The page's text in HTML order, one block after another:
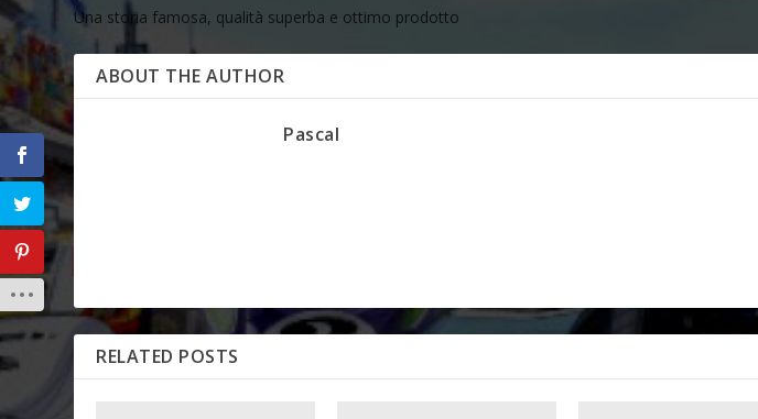
Una storia famosa, qualità superba e ottimo prodotto
ABOUT THE AUTHOR
Pascal
RELATED POSTS